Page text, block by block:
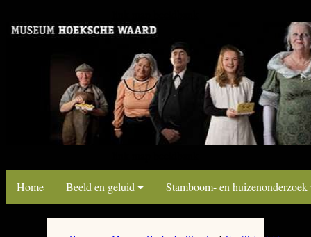
Home Beeld en geluid Stamboom- en huizenonderzoek